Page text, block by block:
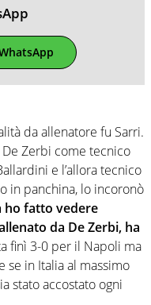
da allenatore fu Sarri.
Zerbi come tecnico
e l’allora tecnico
in panchina, lo incoronò
ho fatto vedere
da De Zerbi, ha
finì 3-0 per il Napoli ma
se in Italia al massimo
stato accostato ogni